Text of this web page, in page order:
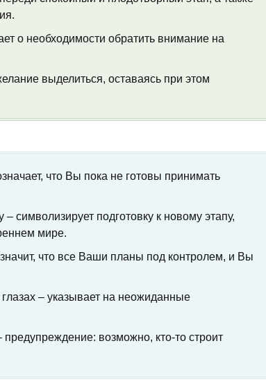
о необходимости обратить внимание на
выделиться, оставаясь при этом
что Вы пока не готовы принимать
символизирует подготовку к новому этапу,
мире.
что все Ваши планы под контролем, и Вы
– указывает на неожиданные
возможно, кто-то строит